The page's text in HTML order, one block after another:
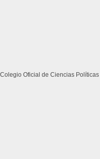
Colegio Oficial de Ciencias